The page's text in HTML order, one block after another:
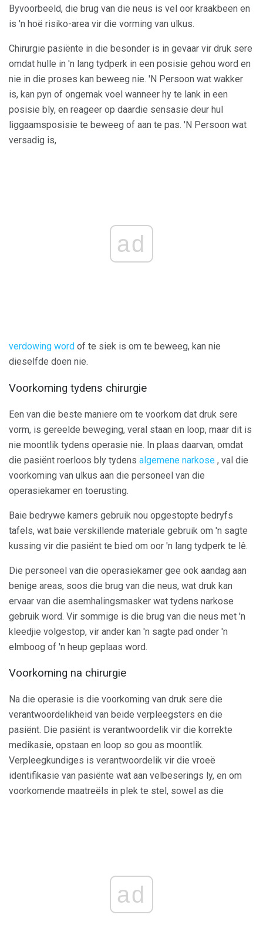
Byvoorbeeld, die brug van die neus is vel oor kraakbeen en
is 'n hoë risiko-area vir die vorming van ulkus.
Chirurgie pasiënte in die besonder is in gevaar vir druk sere
omdat hulle in 'n lang tydperk in een posisie gehou word en
nie in die proses kan beweeg nie. 'N Persoon wat wakker
is, kan pyn of ongemak voel wanneer hy te lank in een
posisie bly, en reageer op daardie sensasie deur hul
liggaamsposisie te beweeg of aan te pas. 'N Persoon wat
versadig is,
ad
verdowing word of te siek is om te beweeg, kan nie
dieselfde doen nie.
Voorkoming tydens chirurgie
Een van die beste maniere om te voorkom dat druk sere
vorm, is gereelde beweging, veral staan ​​en loop, maar dit is
nie moontlik tydens operasie nie. In plaas daarvan, omdat
die pasiënt roerloos bly tydens algemene narkose , val die
voorkoming van ulkus aan die personeel van die
operasiekamer en toerusting.
Baie bedrywe kamers gebruik nou opgestopte bedryfs
tafels, wat baie verskillende materiale gebruik om 'n sagte
kussing vir die pasiënt te bied om oor 'n lang tydperk te lê.
Die personeel van die operasiekamer gee ook aandag aan
benige areas, soos die brug van die neus, wat druk kan
ervaar van die asemhalingsmasker wat tydens narkose
gebruik word. Vir sommige is die brug van die neus met 'n
kleedjie volgestop, vir ander kan 'n sagte pad onder 'n
elmboog of 'n heup geplaas word.
Voorkoming na chirurgie
Na die operasie is die voorkoming van druk sere die
verantwoordelikheid van beide verpleegsters en die
pasiënt. Die pasiënt is verantwoordelik vir die korrekte
medikasie, opstaan ​​en loop so gou as moontlik.
Verpleegkundiges is verantwoordelik vir die vroeë
identifikasie van pasiënte wat aan velbeserings ly, en om
voorkomende maatreëls in plek te stel, sowel as die
ad